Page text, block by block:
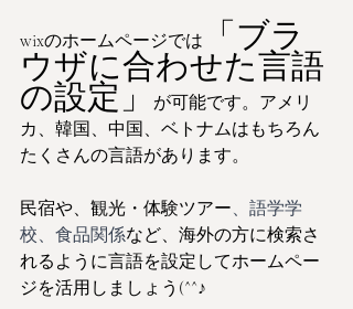
wixのホームページでは 「ブラ
ウザに合わせた言語
の設定」
が可能です。アメリ
カ、韓国、中国、ベトナムはもちろん
たくさんの言語があります。
民宿や、観光・体験ツアー、語学学
校、食品関係など、海外の方に検索さ
れるように言語を設定してホームペー
ジを活用しましょう(^^♪